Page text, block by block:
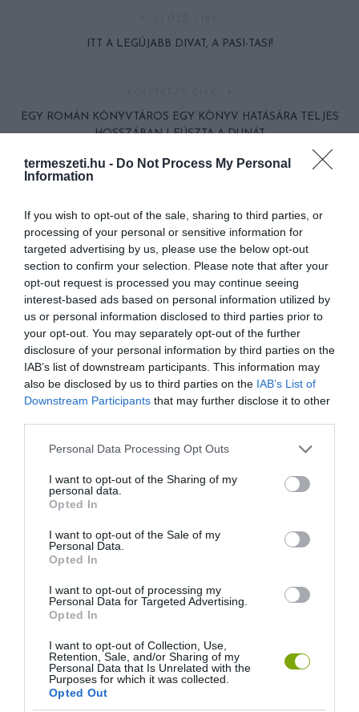
termeszeti.hu - Do Not Process My Personal
Information
If you wish to opt-out of the sale, sharing to third parties, or
processing of your personal or sensitive information for
targeted advertising by us, please use the below opt-out
section to confirm your selection. Please note that after your
opt-out request is processed you may continue seeing
interest-based ads based on personal information utilized by
us or personal information disclosed to third parties prior to
your opt-out. You may separately opt-out of the further
disclosure of your personal information by third parties on the
IAB’s list of downstream participants. This information may
also be disclosed by us to third parties on the IAB’s List of
Downstream Participants that may further disclose it to other
Please note that this website/app uses one or more Google
not limited to your visit or usage behaviour. You may click to
grant or deny consent to Google and its third-party tags to
use your data for below specified purposes in below Google
consent section.
Personal Data Processing Opt Outs
I want to opt-out of the Sharing of my
personal data.
Opted In
I want to opt-out of the Sale of my
Personal Data.
Opted In
I want to opt-out of processing my
Personal Data for Targeted Advertising.
Opted In
I want to opt-out of Collection, Use,
Retention, Sale, and/or Sharing of my
Personal Data that Is Unrelated with the
Purposes for which it was collected.
Opted Out
ITT A LEGÚJABB DIVAT, A PASI-TASI!
EGY ROMÁN KÖNYVTÁROS EGY KÖNYV HATÁSÁRA TELJES
HOSSZÁBAN LEÚSZTA A DUNÁT
KIRÁNDULÁS A
PANNONHALMI
KIRÁNDULÁS PANNONHALMA
KÖRNYÉKÉN: TERMÉSZET,
TALÁLKOZÁSA
2026-08-04
KIRÁNDULÁS A
PANNONHALMI
KIRÁNDULÁS A